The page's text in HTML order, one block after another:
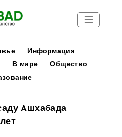
Информация
В мире
Общество
Ашхабада